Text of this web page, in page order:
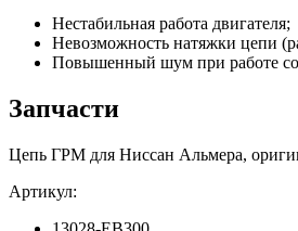
Нестабильная работа двигателя;
Невозможность натяжки цепи
Повышенный шум при работе
Запчасти
Цепь ГРМ для Ниссан Альмера,
Артикул: